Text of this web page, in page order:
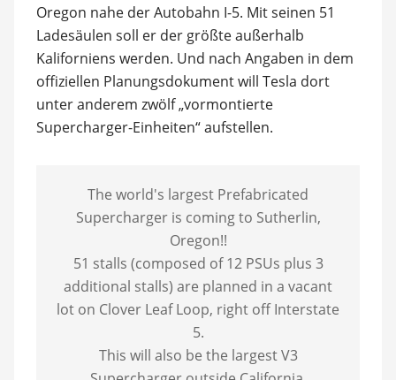
Oregon nahe der Autobahn I-5. Mit seinen 51
Ladesäulen soll er der größte außerhalb
Kaliforniens werden. Und nach Angaben in dem
offiziellen Planungsdokument will Tesla dort
unter anderem zwölf „vormontierte
Supercharger-Einheiten“ aufstellen.
The world's largest Prefabricated
Supercharger is coming to Sutherlin,
Oregon!!
51 stalls (composed of 12 PSUs plus 3
additional stalls) are planned in a vacant
lot on Clover Leaf Loop, right off Interstate
5.
This will also be the largest V3